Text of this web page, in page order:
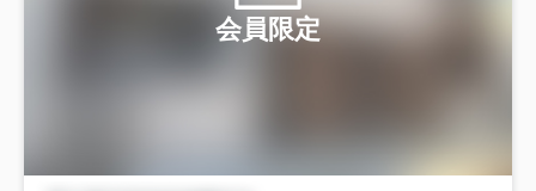
会員限定